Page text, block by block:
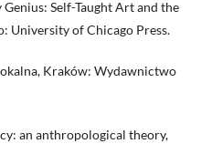
Self-Taught Art and the
University of Chicago Press.
Kraków: Wydawnictwo
an anthropological theory,